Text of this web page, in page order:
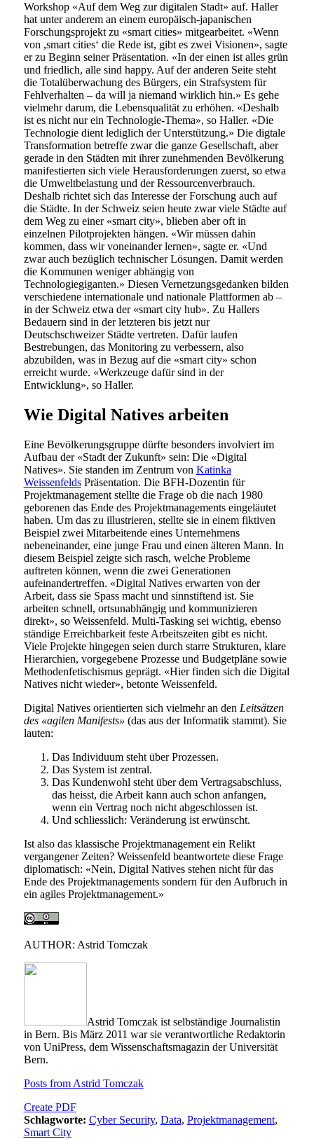
Workshop «Auf dem Weg zur digitalen Stadt» auf. Haller
hat unter anderem an einem europäisch-japanischen
Forschungsprojekt zu «smart cities» mitgearbeitet. «Wenn
von ,smart cities‘ die Rede ist, gibt es zwei Visionen», sagte
er zu Beginn seiner Präsentation. «In der einen ist alles grün
und friedlich, alle sind happy. Auf der anderen Seite steht
die Totalüberwachung des Bürgers, ein Strafsystem für
Fehlverhalten – da will ja niemand wirklich hin.» Es gehe
vielmehr darum, die Lebensqualität zu erhöhen. «Deshalb
ist es nicht nur ein Technologie-Thema», so Haller. «Die
Technologie dient lediglich der Unterstützung.» Die digtale
Transformation betreffe zwar die ganze Gesellschaft, aber
gerade in den Städten mit ihrer zunehmenden Bevölkerung
manifestierten sich viele Herausforderungen zuerst, so etwa
die Umweltbelastung und der Ressourcenverbrauch.
Deshalb richtet sich das Interesse der Forschung auch auf
die Städte. In der Schweiz seien heute zwar viele Städte auf
dem Weg zu einer «smart city», blieben aber oft in
einzelnen Pilotprojekten hängen. «Wir müssen dahin
kommen, dass wir voneinander lernen», sagte er. «Und
zwar auch bezüglich technischer Lösungen. Damit werden
die Kommunen weniger abhängig von
Technologiegiganten.» Diesen Vernetzungsgedanken bilden
verschiedene internationale und nationale Plattformen ab –
in der Schweiz etwa der «smart city hub». Zu Hallers
Bedauern sind in der letzteren bis jetzt nur
Deutschschweizer Städte vertreten. Dafür laufen
Bestrebungen, das Monitoring zu verbessern, also
abzubilden, was in Bezug auf die «smart city» schon
erreicht wurde. «Werkzeuge dafür sind in der
Entwicklung», so Haller.
Wie Digital Natives arbeiten
Eine Bevölkerungsgruppe dürfte besonders involviert im
Aufbau der «Stadt der Zukunft» sein: Die «Digital
Natives». Sie standen im Zentrum von Katinka
WeissenfeldsPräsentation. Die BFH-Dozentin für
Projektmanagement stellte die Frage ob die nach 1980
geborenen das Ende des Projektmanagements eingeläutet
haben. Um das zu illustrieren, stellte sie in einem fiktiven
Beispiel zwei Mitarbeitende eines Unternehmens
nebeneinander, eine junge Frau und einen älteren Mann. In
diesem Beispiel zeigte sich rasch, welche Probleme
auftreten können, wenn die zwei Generationen
aufeinandertreffen. «Digital Natives erwarten von der
Arbeit, dass sie Spass macht und sinnstiftend ist. Sie
arbeiten schnell, ortsunabhängig und kommunizieren
direkt», so Weissenfeld. Multi-Tasking sei wichtig, ebenso
ständige Erreichbarkeit feste Arbeitszeiten gibt es nicht.
Viele Projekte hingegen seien durch starre Strukturen, klare
Hierarchien, vorgegebene Prozesse und Budgetpläne sowie
Methodenfetischismus geprägt. «Hier finden sich die Digital
Natives nicht wieder», betonte Weissenfeld.
Digital Natives orientierten sich vielmehr an den Leitsätzen
des «agilen Manifests» (das aus der Informatik stammt). Sie
lauten:
Das Individuum steht über Prozessen.
Das System ist zentral.
Das Kundenwohl steht über dem Vertragsabschluss,
das heisst, die Arbeit kann auch schon anfangen,
wenn ein Vertrag noch nicht abgeschlossen ist.
Und schliesslich: Veränderung ist erwünscht.
Ist also das klassische Projektmanagement ein Relikt
vergangener Zeiten? Weissenfeld beantwortete diese Frage
diplomatisch: «Nein, Digital Natives stehen nicht für das
Ende des Projektmanagements sondern für den Aufbruch in
ein agiles Projektmanagement.»
AUTHOR: Astrid Tomczak
Astrid Tomczak ist selbständige Journalistin
in Bern. Bis März 2011 war sie verantwortliche Redaktorin
von UniPress, dem Wissenschaftsmagazin der Universität
Bern.
Posts from Astrid Tomczak
Create PDF
Schlagworte: Cyber Security, Data, Projektmanagement,
Smart City